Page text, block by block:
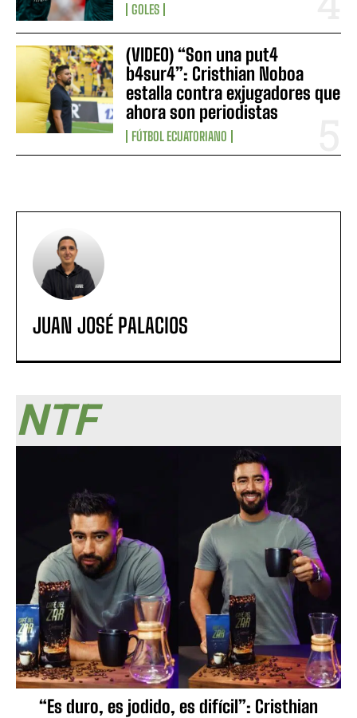
GOLES
(VIDEO) “Son una put4
b4sur4”: Cristhian Noboa
estalla contra exjugadores que
ahora son periodistas
FÚTBOL ECUATORIANO
JUAN JOSÉ PALACIOS
NTF
“Es duro, es jodido, es difícil”: Cristhian